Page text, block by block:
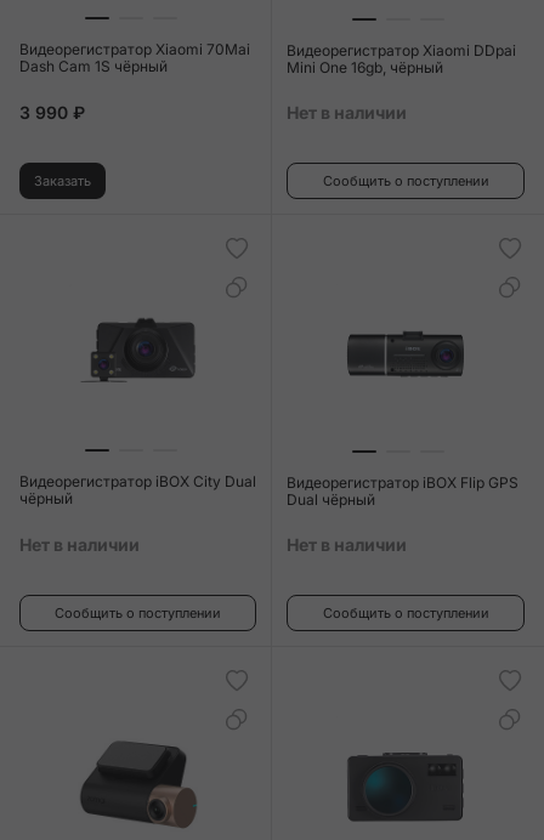
Видеорегистратор Xiaomi 70Mai
Dash Cam 1S чёрный
3 990 ₽
Заказать
Видеорегистратор Xiaomi DDpai
Mini One 16gb, чёрный
Нет в наличии
Сообщить о поступлении
Видеорегистратор iBOX City Dual
чёрный
Нет в наличии
Сообщить о поступлении
Видеорегистратор iBOX Flip GPS
Dual чёрный
Нет в наличии
Сообщить о поступлении